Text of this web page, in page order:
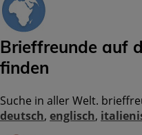
Brieffreunde auf
finden
Suche in aller Welt.
deutsch, englisch,